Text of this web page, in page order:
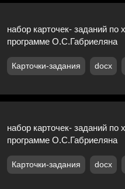
набор карточек- заданий по
программе О.С.Габриеляна
Карточки-задания docx
набор карточек- заданий по
программе О.С.Габриеляна
Карточки-задания docx